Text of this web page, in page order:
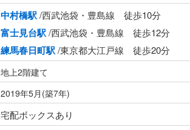
中村橋駅/西武池袋・豊島線 徒歩10分
富士見台駅/西武池袋・豊島線 徒歩12分
練馬春日町駅/東京都大江戸線 徒歩20分
地上2階建て
2019年5月(築7年)
宅配ボックスあり